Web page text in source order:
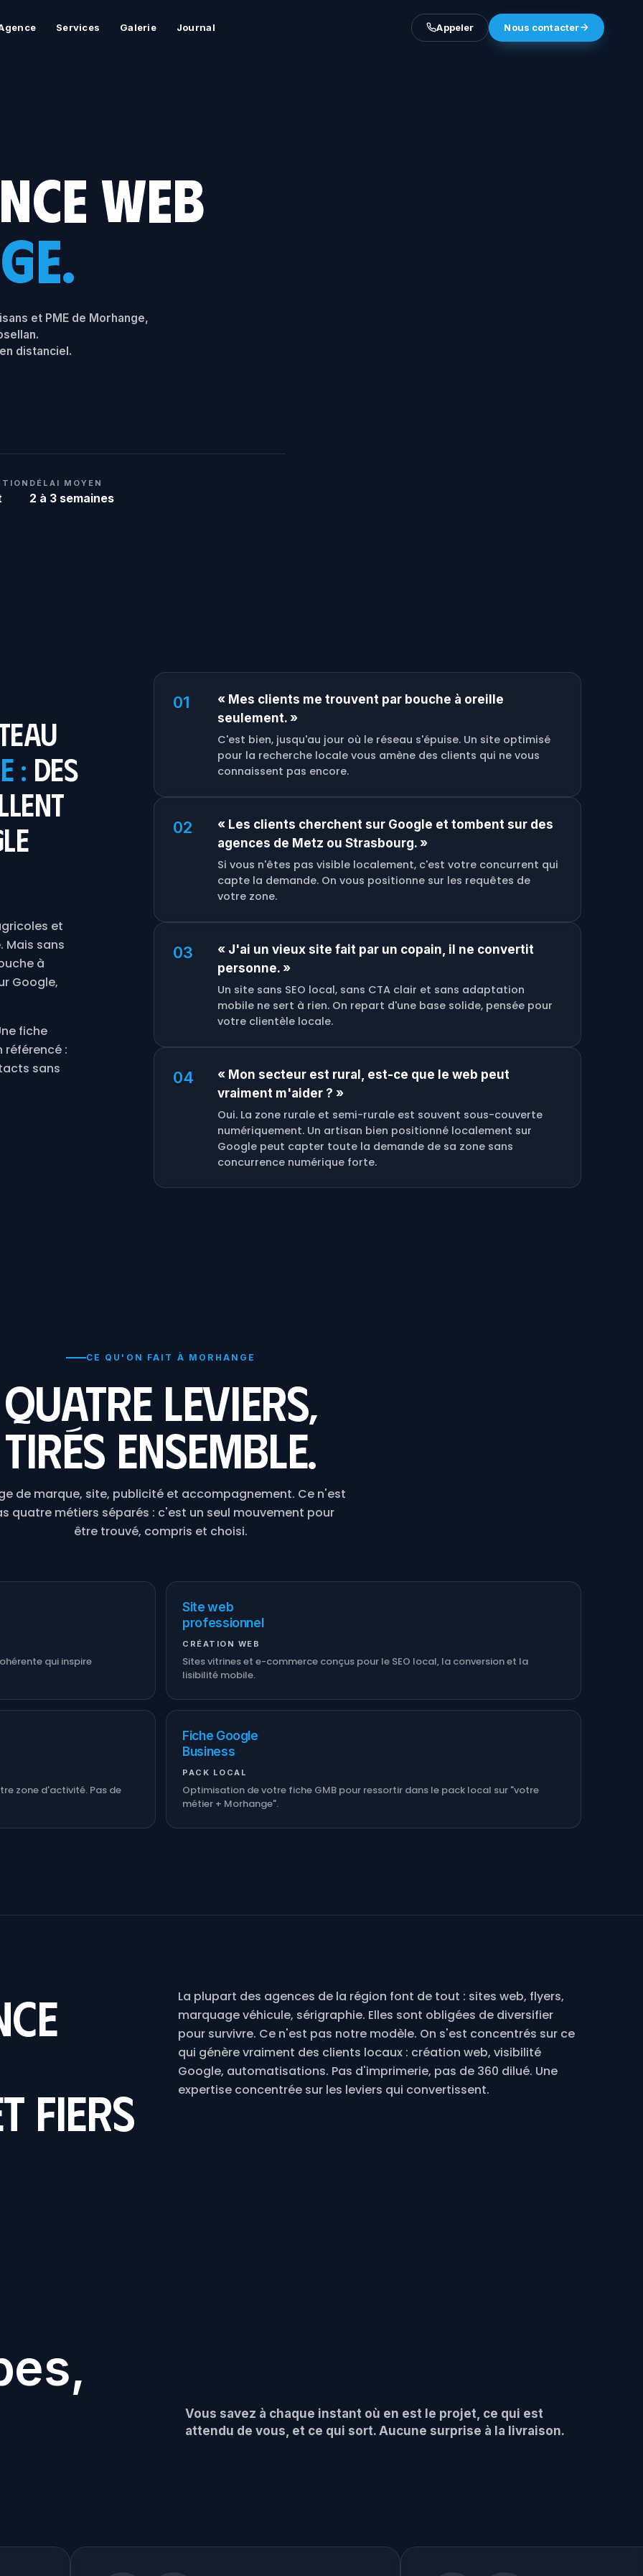
Services Galerie Journal Appeler Nous contacter
WEB
et PME de Morhange,
distanciel.
DÉLAI MOYEN
2 à 3 semaines
: des
et
Mais sans
à
Google,
fiche
référencé :
sans
01
« Mes clients me trouvent par bouche à oreille
seulement. »
C'est bien, jusqu'au jour où le réseau s'épuise. Un site optimisé
pour la recherche locale vous amène des clients qui ne vous
connaissent pas encore.
02
« Les clients cherchent sur Google et tombent sur des
agences de Metz ou Strasbourg. »
Si vous n'êtes pas visible localement, c'est votre concurrent qui
capte la demande. On vous positionne sur les requêtes de
votre zone.
03
« J'ai un vieux site fait par un copain, il ne convertit
personne. »
Un site sans SEO local, sans CTA clair et sans adaptation
mobile ne sert à rien. On repart d'une base solide, pensée pour
votre clientèle locale.
04
« Mon secteur est rural, est-ce que le web peut
vraiment m'aider ? »
Oui. La zone rurale et semi-rurale est souvent sous-couverte
numériquement. Un artisan bien positionné localement sur
Google peut capter toute la demande de sa zone sans
concurrence numérique forte.
CE QU'ON FAIT À MORHANGE
Quatre leviers,
tirés ensemble.
de marque, site, publicité et accompagnement. Ce n'est
quatre métiers séparés : c'est un seul mouvement pour
être trouvé, compris et choisi.
qui inspire
Site web
professionnel
CRÉATION WEB
Sites vitrines et e-commerce conçus pour le SEO local, la conversion et la
lisibilité mobile.
zone d'activité. Pas de
Fiche Google
Business
PACK LOCAL
Optimisation de votre fiche GMB pour ressortir dans le pack local sur "votre
métier + Morhange".
fiers
La plupart des agences de la région font de tout : sites web, flyers,
marquage véhicule, sérigraphie. Elles sont obligées de diversifier
pour survivre. Ce n'est pas notre modèle. On s'est concentrés sur ce
qui génère vraiment des clients locaux : création web, visibilité
Google, automatisations. Pas d'imprimerie, pas de 360 dilué. Une
expertise concentrée sur les leviers qui convertissent.
Vous savez à chaque instant où en est le projet, ce qui est
attendu de vous, et ce qui sort. Aucune surprise à la livraison.